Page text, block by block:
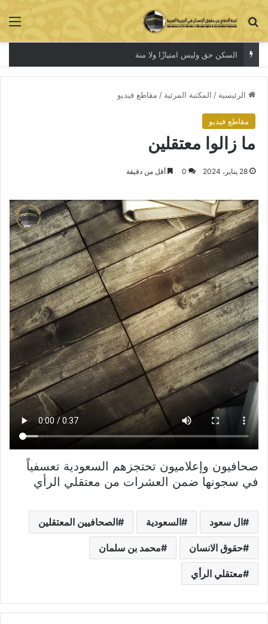
بحث عن
السكن حق وليس امتيازًا ولا منة
الرئيسية / المكتبة المرئية / مقاطع فيديو
مقاطع فيديو
ما زالوا معتقلين
28 يناير، 2024 0 أقل من دقيقة
صحافيون وإعلاميون تحتجزهم السعودية تعسفياً
في سجونها ضمن العشرات من معتقلي الرأي
ال سعود السعودية الصحافيين المعتقلين
حقوق الانسان محمد بن سلمان
معتقلي الرأي